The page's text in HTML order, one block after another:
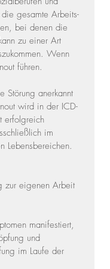
gesamte Arbeits-
bei denen die
zu einer Art
Wenn
führen.
Störung anerkannt
wird in der ICD-
erfolgreich
im
Lebensbereichen.
zur eigenen Arbeit
manifestiert,
und
im Laufe der